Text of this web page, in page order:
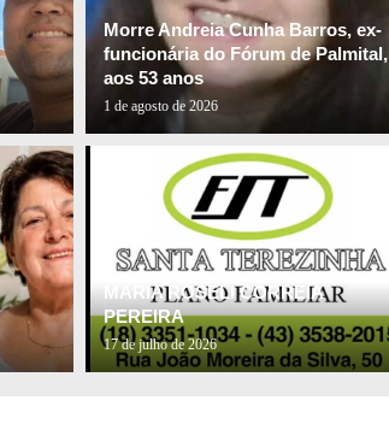
Morre Andreia Cunha Barros, ex-
funcionária do Fórum de Palmital,
aos 53 anos
1 de agosto de 2026
MARIA ROSELI CORREIA
PEREIRA
17 de julho de 2026